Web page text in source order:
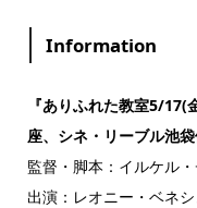
Information
『ありふれた教室5/
座、シネ・リーブル池
監督・脚本：イルケル
出演：レオニー・ベネ